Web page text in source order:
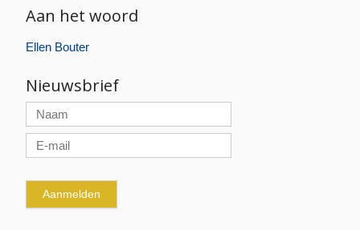
Aan het woord
Ellen Bouter
Nieuwsbrief